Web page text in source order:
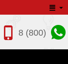
8 (800)